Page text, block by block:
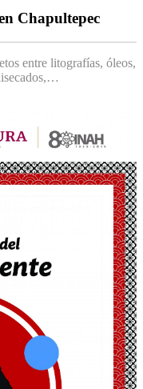
Chapultepec
entre litografías, óleos,